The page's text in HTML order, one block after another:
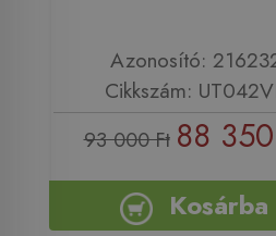
Azonosító:
Cikkszám:
93 000 Ft 88
Kosárba